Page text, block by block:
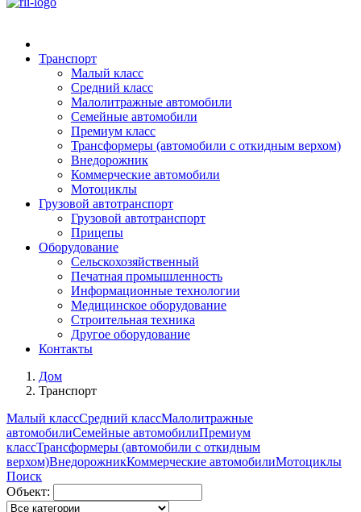
Транспорт
Малый класс
Средний класс
Малолитражные автомобили
Семейные автомобили
Премиум класс
Трансформеры (автомобили с откидным верхом)
Внедорожник
Коммерческие автомобили
Мотоциклы
Грузовой автотранспорт
Грузовой автотранспорт
Прицепы
Оборудование
Сельскохозяйственный
Печатная промышленность
Информационные технологии
Медицинское оборудование
Строительная техника
Другое оборудование
Контакты
Дом
Транспорт
Малый классСредний классМалолитражные
автомобилиСемейные автомобилиПремиум
классТрансформеры (автомобили с откидным
верхом)ВнедорожникКоммерческие автомобилиМотоциклы
Поиск
Объект: